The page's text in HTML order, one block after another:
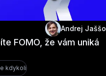
Andrej Jaššo
FOMO, že vám uniká
kdykoli